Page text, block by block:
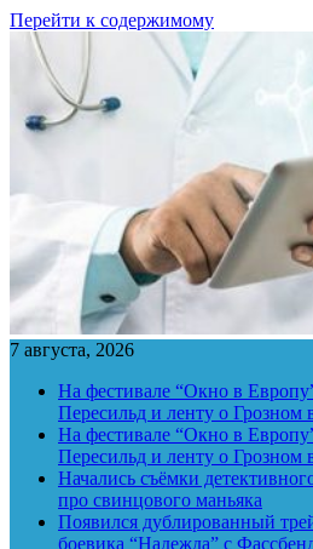
Перейти к содержимому
7 августа, 2026
На фестивале “Окно в
Пересильд и ленту о Грозном
На фестивале “Окно в
Пересильд и ленту о Грозном
Начались съёмки
про свинцового маньяка
Появился дублированный
боевика “Надежда” с